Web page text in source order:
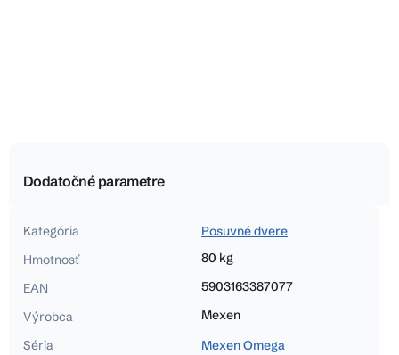
Dodatočné parametre
Kategória
Posuvné dvere
Hmotnosť
80 kg
EAN
5903163387077
Výrobca
Mexen
Séria
Mexen Omega